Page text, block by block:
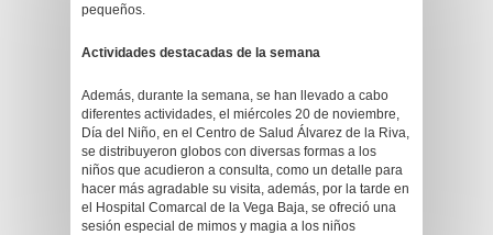
pequeños.
Actividades destacadas de la semana
Además, durante la semana, se han llevado a cabo
diferentes actividades, el miércoles 20 de noviembre,
Día del Niño, en el Centro de Salud Álvarez de la Riva,
se distribuyeron globos con diversas formas a los
niños que acudieron a consulta, como un detalle para
hacer más agradable su visita, además, por la tarde en
el Hospital Comarcal de la Vega Baja, se ofreció una
sesión especial de mimos y magia a los niños